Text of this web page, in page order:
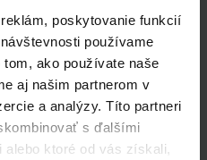
poskytovanie funkcií
používame
ako používate naše
aj našim partnerom v
a analýzy. Títo partneri
s ďalšími
ktoré od vás získali,
NAŠA ZNAČKA